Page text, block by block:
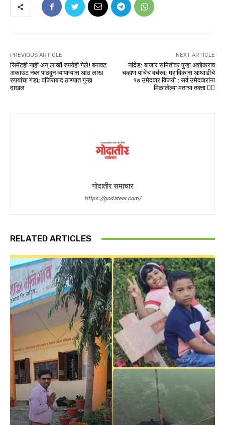
PREVIOUS ARTICLE
सिमेंटही नाही अन् लाखों रुपयेही गेले! बनावट
अकाउंट नंबर पाठवून व्यापाऱ्यास आठ लाख
रुपयांचा गंडा; वजिराबाद ठाण्यात गुन्हा
दाखल
NEXT ARTICLE
नांदेड: बाजार समितीवर पुन्हा अशोकराव
चव्हाण यांचेच वर्चस्व; महाविकास आघाडीचे
१७ उमेदवार विजयी : सर्व उमेदवारांना
मिळालेल्या मतांचा तक्ता 👇🏻
गोदातीर समाचार
https://godateer.com/
RELATED ARTICLES